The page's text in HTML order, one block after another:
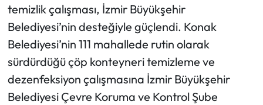
temizlik çalışması, İzmir Büyükşehir
Belediyesi’nin desteğiyle güçlendi. Konak
Belediyesi’nin 111 mahallede rutin olarak
sürdürdüğü çöp konteyneri temizleme ve
dezenfeksiyon çalışmasına İzmir Büyükşehir
Belediyesi Çevre Koruma ve Kontrol Şube